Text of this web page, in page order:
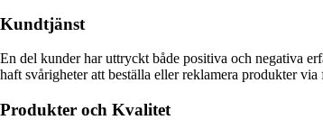
Kundtjänst
En del kunder har uttryckt både positiva och negativa
haft svårigheter att beställa eller reklamera produkter via
Produkter och Kvalitet